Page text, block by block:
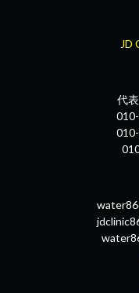
JD
代